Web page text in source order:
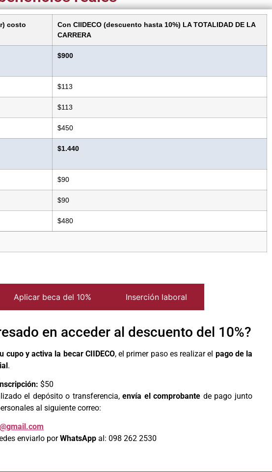
costo
Con CIIDECO (descuento hasta 10%) LA TOTALIDAD DE LA
CARRERA
$900
$113
$113
$450
$1.440
$90
$90
$480
Aplicar beca del 10% Inserción laboral
en acceder al descuento del 10%?
cupo y activa la becar CIIDECO, el primer paso es realizar el pago de la
.
$50
el depósito o transferencia,envía el comprobante de pago junto
al siguiente correo:
enviarlo porWhatsApp al:098 262 2530